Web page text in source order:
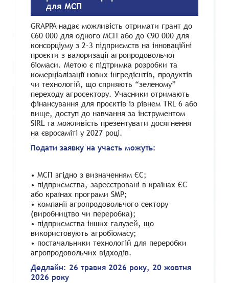
для МСП
GRAPPA надає можливість отримати грант до
€60 000 для одного МСП або до €90 000 для
консорціуму з 2-3 підприємств на інноваційні
проєкти з валоризації агропродовольчої
біомаси. Метою є підтримка розробки та
комерціалізації нових інгредієнтів, продуктів
чи технологій, що сприяють “зеленому”
переходу агросектору. Учасники отримають
фінансування для проєктів із рівнем TRL 6 або
вище, доступ до навчання за інструментом
SIRL та можливість презентувати досягнення
на євросаміті у 2027 році.
Подати заявку на участь можуть:
• МСП згідно з визначенням ЄС;
• підприємства, зареєстровані в країнах ЄС
або країнах програми SMP;
• компанії агропродовольчого сектору
(виробництво чи переробка);
• підприємства інших галузей, що
використовують агробіомасу;
• постачальники технологій для переробки
агропродовольчих відходів.
Дедлайн: 26 травня 2026 року, 20 жовтня
2026 року